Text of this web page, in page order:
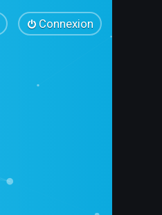
Connexion